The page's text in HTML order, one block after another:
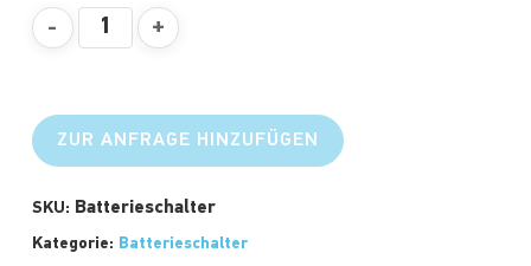
ZUR ANFRAGE HINZUFÜGEN
SKU: Batterieschalter
Kategorie: Batterieschalter